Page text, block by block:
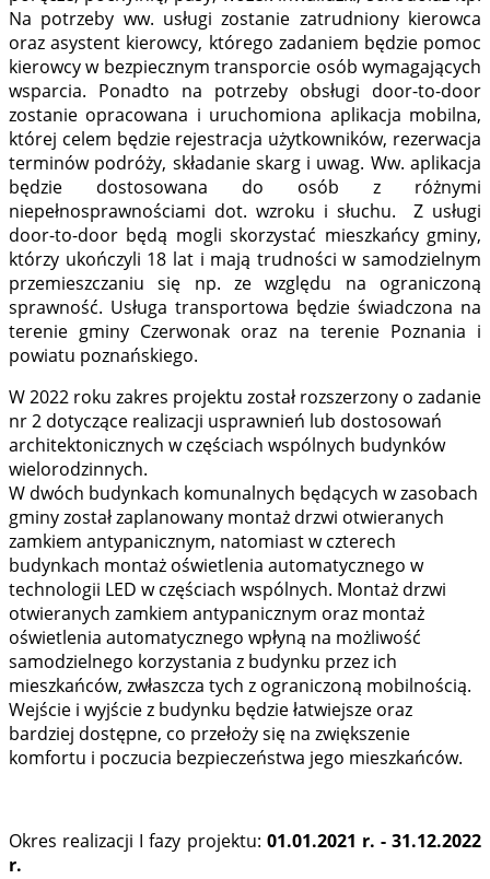
Na potrzeby ww. usługi zostanie zatrudniony kierowca
oraz asystent kierowcy, którego zadaniem będzie pomoc
kierowcy w bezpiecznym transporcie osób wymagających
wsparcia. Ponadto na potrzeby obsługi door-to-door
zostanie opracowana i uruchomiona aplikacja mobilna,
której celem będzie rejestracja użytkowników, rezerwacja
terminów podróży, składanie skarg i uwag. Ww. aplikacja
będzie dostosowana do osób z różnymi
niepełnosprawnościami dot. wzroku i słuchu. Z usługi
door-to-door będą mogli skorzystać mieszkańcy gminy,
którzy ukończyli 18 lat i mają trudności w samodzielnym
przemieszczaniu się np. ze względu na ograniczoną
sprawność. Usługa transportowa będzie świadczona na
terenie gminy Czerwonak oraz na terenie Poznania i
powiatu poznańskiego.
W 2022 roku zakres projektu został rozszerzony o zadanie
nr 2 dotyczące realizacji usprawnień lub dostosowań
architektonicznych w częściach wspólnych budynków
wielorodzinnych.
W dwóch budynkach komunalnych będących w zasobach
gminy został zaplanowany montaż drzwi otwieranych
zamkiem antypanicznym, natomiast w czterech
budynkach montaż oświetlenia automatycznego w
technologii LED w częściach wspólnych. Montaż drzwi
otwieranych zamkiem antypanicznym oraz montaż
oświetlenia automatycznego wpłyną na możliwość
samodzielnego korzystania z budynku przez ich
mieszkańców, zwłaszcza tych z ograniczoną mobilnością.
Wejście i wyjście z budynku będzie łatwiejsze oraz
bardziej dostępne, co przełoży się na zwiększenie
komfortu i poczucia bezpieczeństwa jego mieszkańców.
Okres realizacji I fazy projektu: 01.01.2021 r. - 31.12.2022
r.